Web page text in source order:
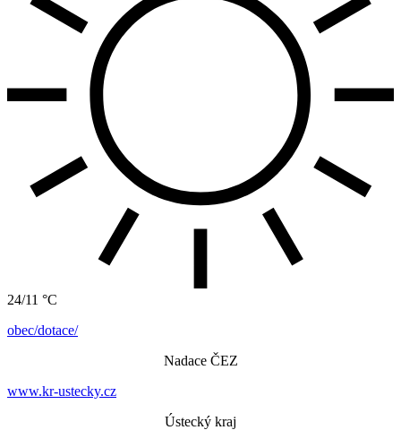
24/11 °C
obec/dotace/
Nadace ČEZ
www.kr-ustecky.cz
Ústecký kraj